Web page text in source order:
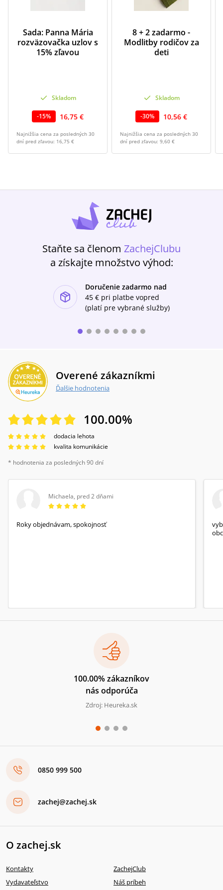
Sada: Panna Mária
rozväzovačka uzlov s
15% zľavou
Skladom
-15% 16,75 €
Najnižšia cena za posledných 30
dní pred zľavou: 16,75 €
8 + 2 zadarmo -
Modlitby rodičov za
deti
Skladom
-30% 10,56 €
Najnižšia cena za posledných 30
dní pred zľavou: 9,60 €
Staňte sa členom ZachejClubu
a získajte množstvo výhod:
Doručenie zadarmo nad
45 € pri platbe vopred
(platí pre vybrané služby)
Overené zákazníkmi
Ďalšie hodnotenia
100.00%
dodacia lehota
kvalita komunikácie
* hodnotenia za posledných 90 dní
Michaela, pred 2 dňami
Roky objednávam, spokojnosť
100.00% zákazníkov
nás odporúča
Zdroj: Heureka.sk
0850 999 500
zachej@zachej.sk
O zachej.sk
Kontakty
ZachejClub
Vydavateľstvo
Náš príbeh